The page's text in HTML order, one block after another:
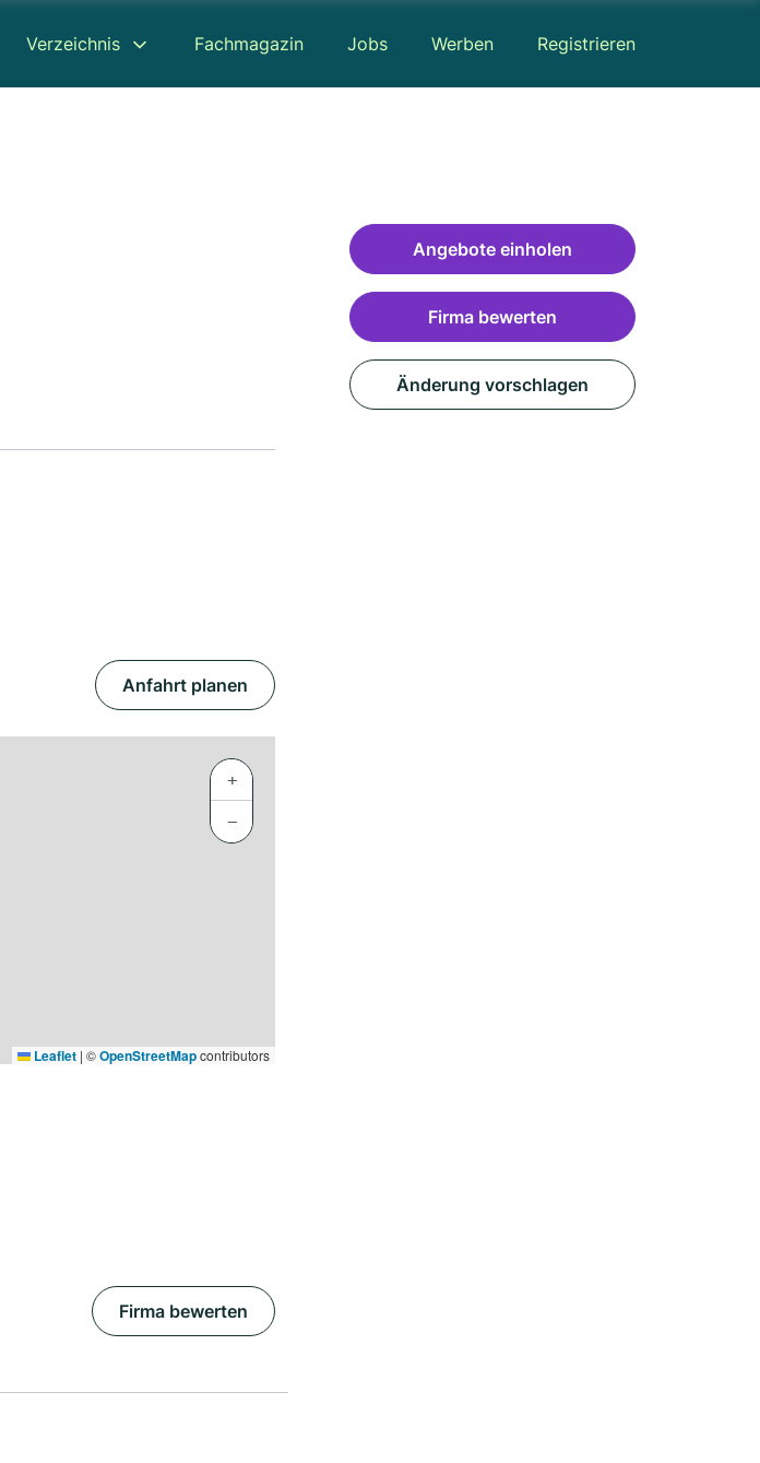
Verzeichnis Fachmagazin Jobs Werben Registrieren
Anfahrt planen
+
−
Leaflet | ©OpenStreetMapcontributors
Firma bewerten
Angebote einholen
Firma bewerten
Änderung vorschlagen